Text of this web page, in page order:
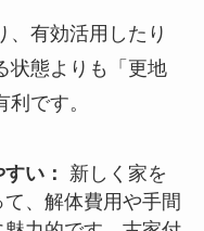
、有効活用したり
状態よりも「更地
です。
い：
新しく家を
、解体費用や手間